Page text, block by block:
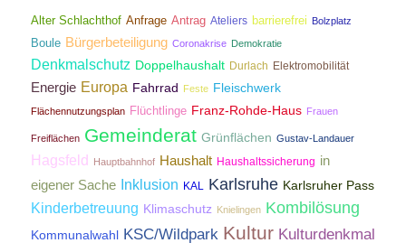
Alter Schlachthof Anfrage Antrag Ateliers barrierefrei Bolzplatz
Boule Bürgerbeteiligung Coronakrise Demokratie
Denkmalschutz Doppelhaushalt Durlach Elektromobilität
Energie Europa Fahrrad Feste Fleischwerk
Flächennutzungsplan Flüchtlinge Franz-Rohde-Haus Frauen
Freiflächen Gemeinderat Grünflächen Gustav-Landauer
Hagsfeld Hauptbahnhof Haushalt Haushaltssicherung in
eigener Sache Inklusion KAL Karlsruhe Karlsruher Pass
Kinderbetreuung Klimaschutz Knielingen Kombilösung
Kommunalwahl KSC/Wildpark Kultur Kulturdenkmal